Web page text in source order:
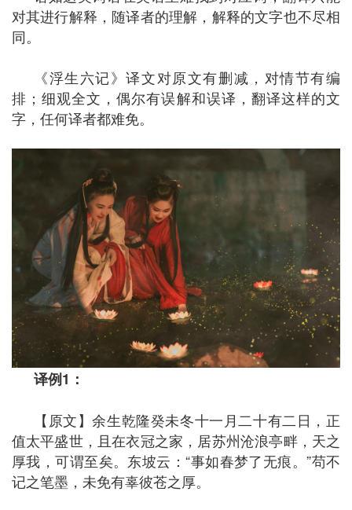
对其进行解释，随译者的理解，解释的文字也不尽相
同。
《浮生六记》译文对原文有删减，对情节有编
排；细观全文，偶尔有误解和误译，翻译这样的文
字，任何译者都难免。
译例1 ：
【原文】余生乾隆癸未冬十一月二十有二日，正
值太平盛世，且在衣冠之家，居苏州沧浪亭畔，天之
厚我，可谓至矣。东坡云：“事如春梦了无痕。”苟不
记之笔墨，未免有辜彼苍之厚。